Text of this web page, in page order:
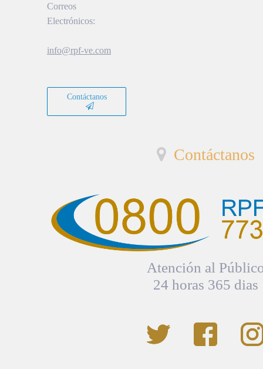
Correos
Electrónicos:
info@rpf-ve.com
Contáctanos
Contáctanos
Atención al
24 horas 365 dias